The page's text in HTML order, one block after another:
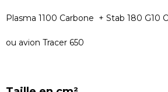
Plasma 1100 Carbone + Stab 180 G10
ou avion Tracer 650